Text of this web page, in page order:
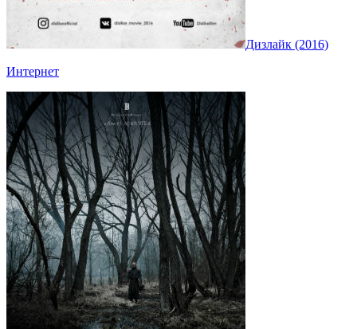
Дизлайк (2016)
Интернет